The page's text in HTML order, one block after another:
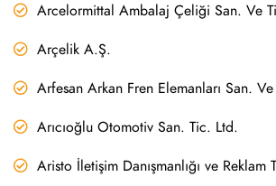
Arcelormittal Ambalaj Çeliği San. Ve
Arçelik A.Ş.
Arfesan Arkan Fren Elemanları San.
Arıcıoğlu Otomotiv San. Tic. Ltd.
Aristo İletişim Danışmanlığı ve Reklam